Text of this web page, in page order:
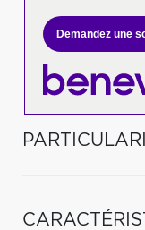
Demandez une